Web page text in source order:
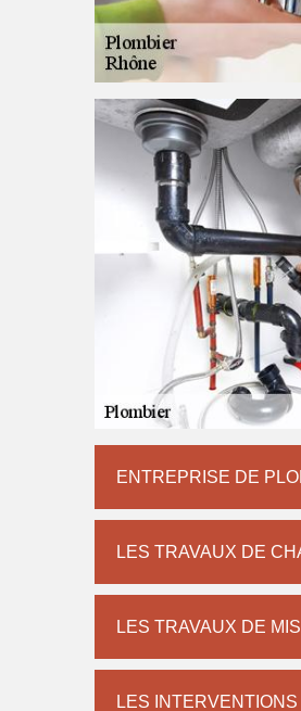
ENTREPRISE DE
LES TRAVAUX DE
LES TRAVAUX DE
LES